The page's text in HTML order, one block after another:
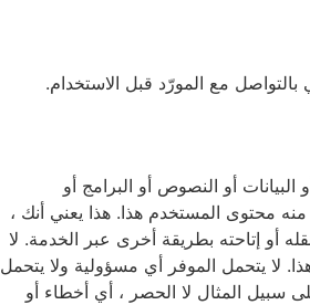
مع المورّد قبل الاستخدام.
أو النصوص أو البرامج أو
محتوى المستخدم هذا. هذا يعني أنك ،
أو إتاحته بطريقة أخرى عبر الخدمة. لا
لا يتحمل الموفر أي مسؤولية ولا يتحمل
المثال لا الحصر ، أي أخطاء أو